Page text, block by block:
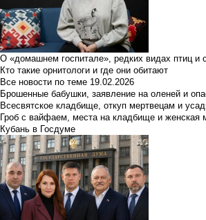
О «домашнем госпитале», редких видах птиц и
Кто такие орнитологи и где они обитают
Все новости по теме 19.02.2026
Брошенные бабушки, заявление на оленей и
Всесвятское кладбище, откуп мертвецам и
Гроб с вайфаем, места на кладбище и женская
Кубань в Госдуме